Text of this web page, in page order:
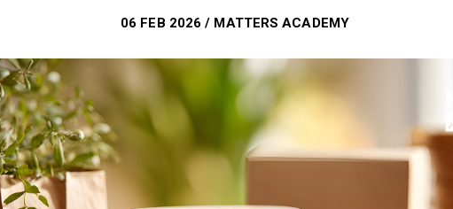
06 FEB 2026 / MATTERS ACADEMY